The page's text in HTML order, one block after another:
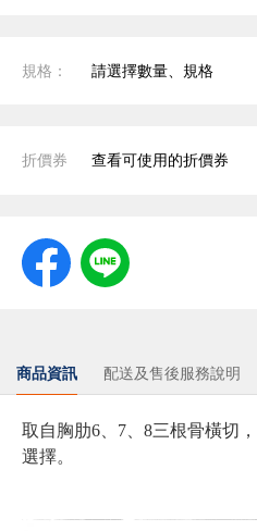
規格： 請選擇數量、規格
折價券 查看可使用的折價券
商品資訊 配送及售後服務說明
取自胸肋6、7、8三根骨橫切，
選擇。